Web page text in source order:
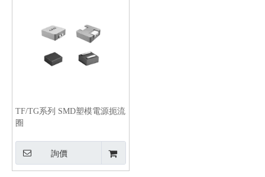
TF/TG系列 SMD塑模電源扼流
圈
詢價